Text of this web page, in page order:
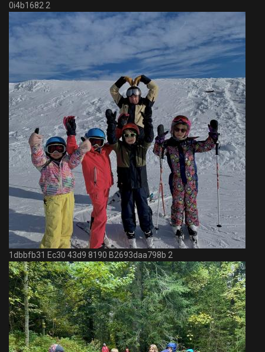
0i4b1682 2
1dbbfb31 Ec30 43d9 8190 B2693daa798b 2